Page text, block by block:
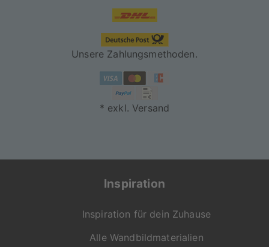
"On Demand" für dich
Liebe zum Detail
entsteht so dein
persönliches
gewohnt hohen
Qualität von
Unsere Zahlungsmethoden.
* exkl. Versand
Inspiration
Inspiration für dein Zuhause
Alle Wandbildmaterialien